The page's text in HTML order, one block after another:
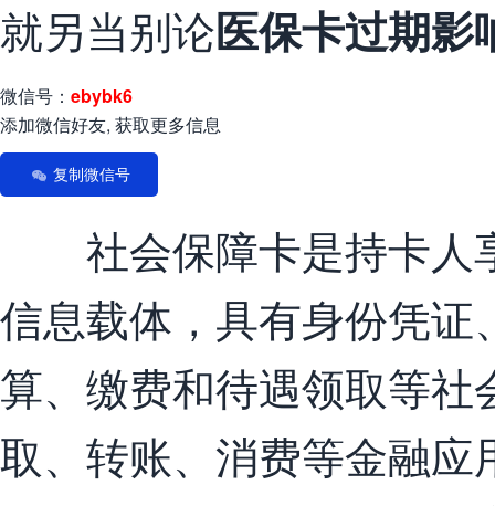
就另当别论医保卡过期影
微信号： ebybk6
添加微信好友, 获取更多信息
复制微信号
社会保障卡是持卡人
信息载体，具有身份凭
算、缴费和待遇领取等
取、转账、消费等金融应